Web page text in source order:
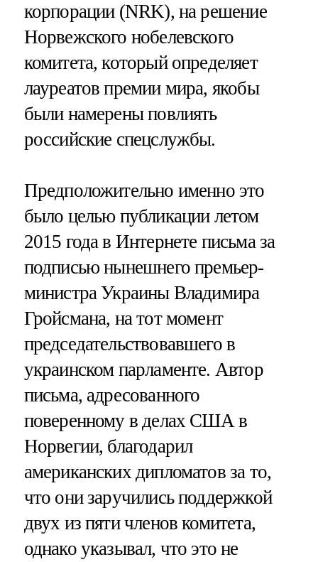
корпорации (NRK), на решение
Норвежского нобелевского
комитета, который определяет
лауреатов премии мира, якобы
были намерены повлиять
российские спецслужбы.
Предположительно именно это
было целью публикации летом
2015 года в Интернете письма за
подписью нынешнего премьер-
министра Украины Владимира
Гройсмана, на тот момент
председательствовавшего в
украинском парламенте. Автор
письма, адресованного
поверенному в делах США в
Норвегии, благодарил
американских дипломатов за то,
что они заручились поддержкой
двух из пяти членов комитета,
однако указывал, что это не